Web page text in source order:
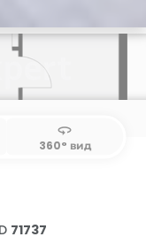
360
360° вид
71737